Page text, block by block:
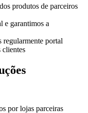
produtos de parceiros
e garantimos a
regularmente portal
clientes
por lojas parceiras